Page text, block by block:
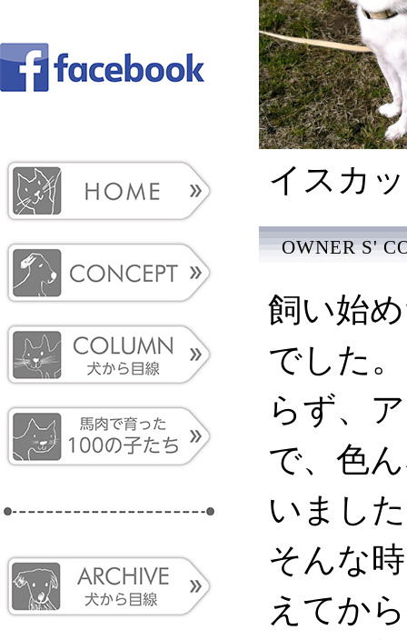
イスカ
OWNER S'
飼い始
でした
らず、
で、色
いまし
そんな
えてか